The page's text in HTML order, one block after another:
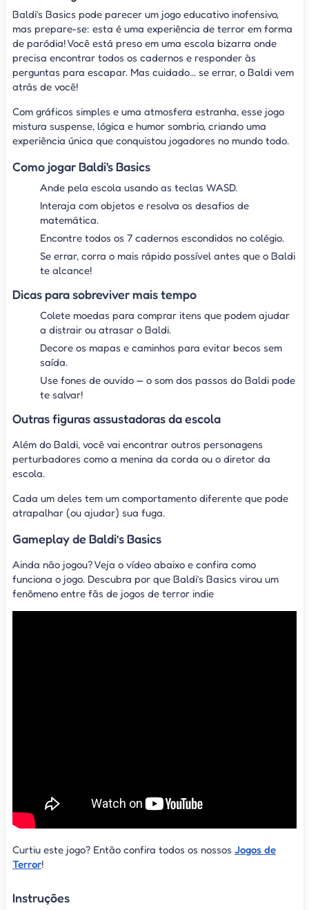
Baldi’s Basics pode parecer um jogo educativo inofensivo,
mas prepare-se: esta é uma experiência de terror em forma
de paródia! Você está preso em uma escola bizarra onde
precisa encontrar todos os cadernos e responder às
perguntas para escapar. Mas cuidado... se errar, o Baldi vem
atrás de você!
Com gráficos simples e uma atmosfera estranha, esse jogo
mistura suspense, lógica e humor sombrio, criando uma
experiência única que conquistou jogadores no mundo todo.
Como jogar Baldi's Basics
Ande pela escola usando as teclas WASD.
Interaja com objetos e resolva os desafios de
matemática.
Encontre todos os 7 cadernos escondidos no colégio.
Se errar, corra o mais rápido possível antes que o Baldi
te alcance!
Dicas para sobreviver mais tempo
Colete moedas para comprar itens que podem ajudar
a distrair ou atrasar o Baldi.
Decore os mapas e caminhos para evitar becos sem
saída.
Use fones de ouvido — o som dos passos do Baldi pode
te salvar!
Outras figuras assustadoras da escola
Além do Baldi, você vai encontrar outros personagens
perturbadores como a menina da corda ou o diretor da
escola.
Cada um deles tem um comportamento diferente que pode
atrapalhar (ou ajudar) sua fuga.
Gameplay de Baldi’s Basics
Ainda não jogou? Veja o vídeo abaixo e confira como
funciona o jogo. Descubra por que Baldi’s Basics virou um
fenômeno entre fãs de jogos de terror indie
Curtiu este jogo? Então confira todos os nossos Jogos de
Terror!
Instruções